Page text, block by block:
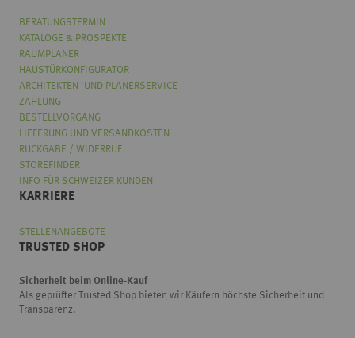
BERATUNGSTERMIN
KATALOGE & PROSPEKTE
RAUMPLANER
HAUSTÜRKONFIGURATOR
ARCHITEKTEN- UND PLANERSERVICE
ZAHLUNG
BESTELLVORGANG
LIEFERUNG UND VERSANDKOSTEN
RÜCKGABE / WIDERRUF
STOREFINDER
INFO FÜR SCHWEIZER KUNDEN
KARRIERE
STELLENANGEBOTE
TRUSTED SHOP
Sicherheit beim Online-Kauf
Als geprüfter Trusted Shop bieten wir Käufern höchste Sicherheit und
Transparenz.